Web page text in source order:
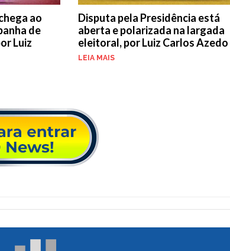
ao
de
Luiz
Disputa pela Presidência está
aberta e polarizada na largada
eleitoral, por Luiz Carlos Azedo
LEIA MAIS